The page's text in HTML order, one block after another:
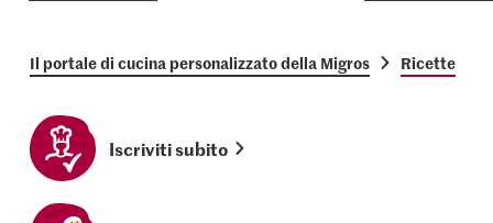
Il portale di cucina personalizzato della Migros Ricette
Iscriviti subito